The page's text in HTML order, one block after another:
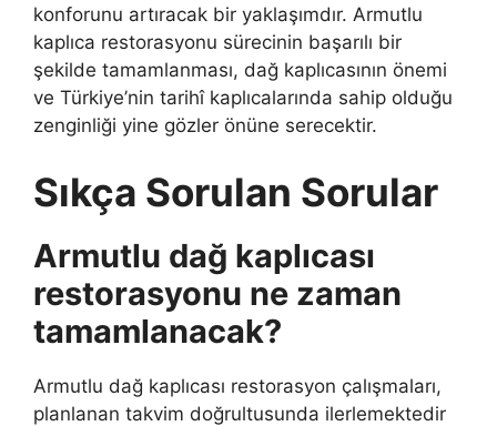
konforunu artıracak bir yaklaşımdır. Armutlu
kaplıca restorasyonu sürecinin başarılı bir
şekilde tamamlanması, dağ kaplıcasının önemi
ve Türkiye’nin tarihî kaplıcalarında sahip olduğu
zenginliği yine gözler önüne serecektir.
Sıkça Sorulan Sorular
Armutlu dağ kaplıcası
restorasyonu ne zaman
tamamlanacak?
Armutlu dağ kaplıcası restorasyon çalışmaları,
planlanan takvim doğrultusunda ilerlemektedir